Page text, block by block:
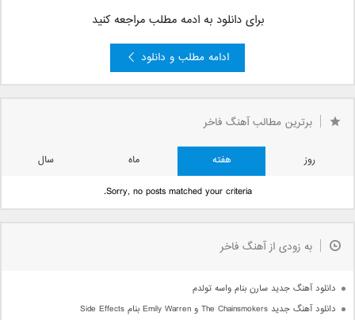
برای دانلود به ادمه مطلب مراجعه کنید
ادامه مطلب و دانلود
برترین مطالب آهنگ فاخر
روز هفته ماه
سال
Sorry, no posts matched your criteria.
به زودی از آهنگ فاخر
دانلود آهنگ جدید سارن بنام واسه تولدم
دانلود آهنگ جدید The Chainsmokers و Emily Warren بنام Side Effects